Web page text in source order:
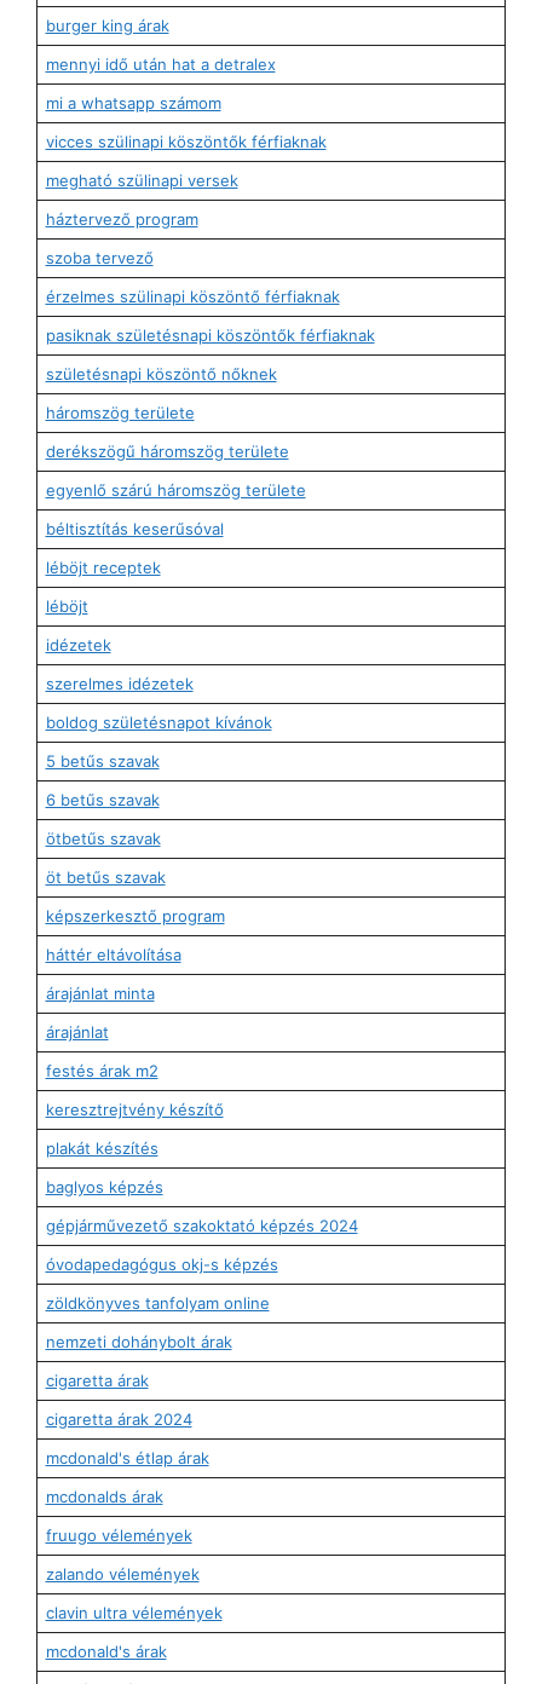
burger king árak
mennyi idő után hat a detralex
mi a whatsapp számom
vicces szülinapi köszöntők férfiaknak
megható szülinapi versek
háztervező program
szoba tervező
érzelmes szülinapi köszöntő férfiaknak
pasiknak születésnapi köszöntők férfiaknak
születésnapi köszöntő nőknek
háromszög területe
derékszögű háromszög területe
egyenlő szárú háromszög területe
béltisztítás keserűsóval
léböjt receptek
léböjt
idézetek
szerelmes idézetek
boldog születésnapot kívánok
5 betűs szavak
6 betűs szavak
ötbetűs szavak
öt betűs szavak
képszerkesztő program
háttér eltávolítása
árajánlat minta
árajánlat
festés árak m2
keresztrejtvény készítő
plakát készítés
baglyos képzés
gépjárművezető szakoktató képzés 2024
óvodapedagógus okj-s képzés
zöldkönyves tanfolyam online
nemzeti dohánybolt árak
cigaretta árak
cigaretta árak 2024
mcdonald's étlap árak
mcdonalds árak
fruugo vélemények
zalando vélemények
clavin ultra vélemények
mcdonald's árak